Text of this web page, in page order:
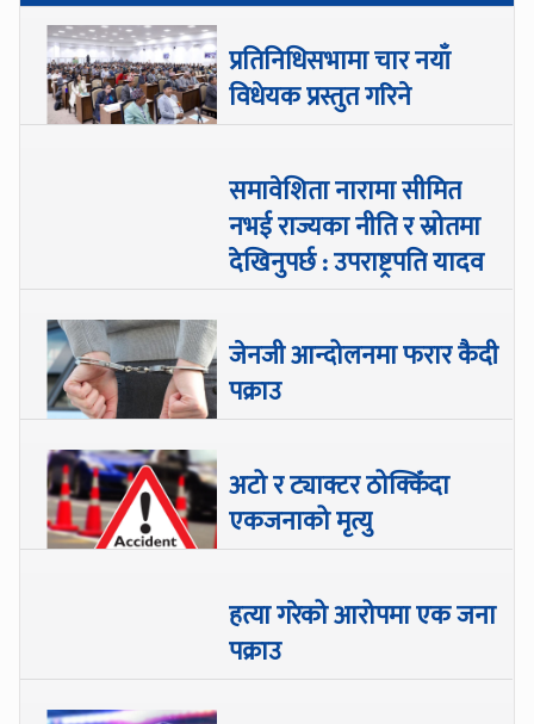
प्रतिनिधिसभामा चार नयाँ
विधेयक प्रस्तुत गरिने
समावेशिता नारामा सीमित
नभई राज्यका नीति र स्रोतमा
देखिनुपर्छ : उपराष्ट्रपति यादव
जेनजी आन्दोलनमा फरार कैदी
पक्राउ
अटो र ट्याक्टर ठोक्किँदा
एकजनाको मृत्यु
हत्या गरेको आरोपमा एक जना
पक्राउ